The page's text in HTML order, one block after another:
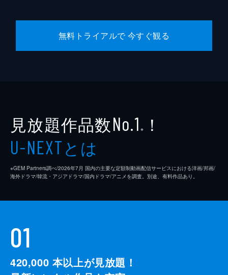
無料トライアルで 今すぐ観る
見放題作品数No.1 ※ ！
U-NEXTとは
※GEM Partners調べ/2026年7⽉ 国内の主要な定額制動画配信サービスにおける洋画/邦画/
海外ドラマ/韓流・アジアドラマ/国内ドラマ/アニメを調査。別途、有料作品あり。
01
420,000 本以上が見放題！